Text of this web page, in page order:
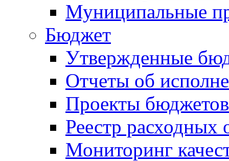
Муниципальные
Бюджет
Утвержденные
Отчеты об
Проекты бюджетов
Реестр расходных
Мониторинг